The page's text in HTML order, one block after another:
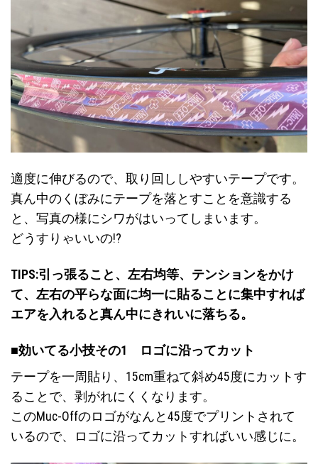
適度に伸びるので、取り回ししやすいテープです。
真ん中のくぼみにテープを落とすことを意識する
と、写真の様にシワがはいってしまいます。
どうすりゃいいの!?
TIPS:引っ張ること、左右均等、テンションをかけ
て、左右の平らな面に均一に貼ることに集中すれば
エアを入れると真ん中にきれいに落ちる。
■効いてる小技その1 ロゴに沿ってカット
テープを一周貼り、15cm重ねて斜め45度にカットす
ることで、剥がれにくくなります。
このMuc-Offのロゴがなんと45度でプリントされて
いるので、ロゴに沿ってカットすればいい感じに。